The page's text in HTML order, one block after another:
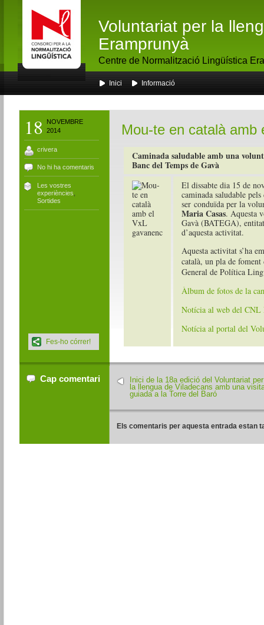
Voluntariat per la
Eramprunyà
Centre de Normalització Lingüística
Inici Informació
18
NOVEMBRE
2014
crivera
No hi ha comentaris
Les vostres
experiències
Sortides
Mou-te en català amb
Caminada saludable amb una
Banc del Temps de Gavà
El dissabte dia 15 de
caminada saludable
ser conduïda per la
Maria Casas. Aquesta
Gavà (BATEGA),
d’aquesta activitat.
Aquesta activitat s’ha
català, un pla de
General de Política
Àlbum de fotos de la
Notícia al web del CNL
Notícia al portal del
Fes-ho córrer!
Cap comentari
Inici de la 18a edició del Voluntariat per
la llengua de Viladecans amb una
guiada a la Torre del Baró
Els comentaris per aquesta entrada estan